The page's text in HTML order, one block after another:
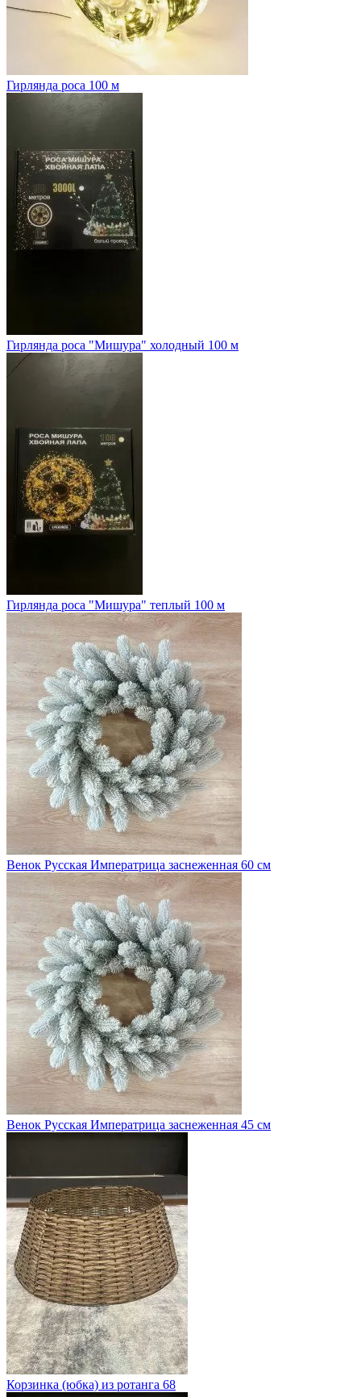
Гирлянда роса 100 м
Гирлянда роса "Мишура" холодный 100 м
Гирлянда роса "Мишура" теплый 100 м
Венок Русская Императрица заснеженная 60 см
Венок Русская Императрица заснеженная 45 см
Корзинка (юбка) из ротанга 68